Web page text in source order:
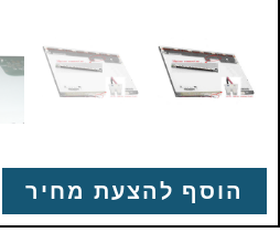
הוסף להצעת מחיר